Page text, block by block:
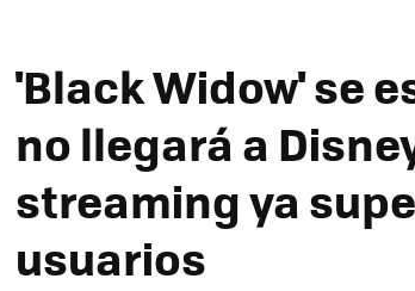
'Black Widow' se
no llegará a
streaming ya
usuarios